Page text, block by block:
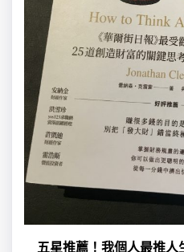
五星推薦！我個人最推